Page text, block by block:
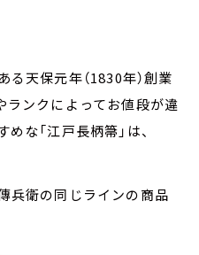
天保元年（1830年）創業
ランクによってお値段が違
な「江戸長柄箒」は、
兵衛の同じラインの商品